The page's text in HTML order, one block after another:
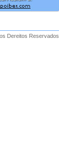
Dereitos Reservados